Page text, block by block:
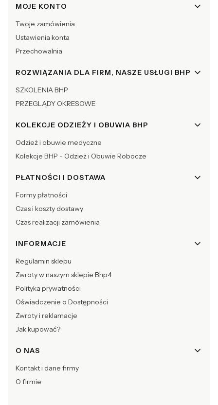
Linki w stopce
MOJE KONTO
Twoje zamówienia
Ustawienia konta
Przechowalnia
ROZWIĄZANIA DLA FIRM, NASZE USŁUGI BHP
SZKOLENIA BHP
PRZEGLĄDY OKRESOWE
KOLEKCJE ODZIEŻY I OBUWIA BHP
Odzież i obuwie medyczne
Kolekcje BHP - Odzież i Obuwie Robocze
PŁATNOŚCI I DOSTAWA
Formy płatności
Czas i koszty dostawy
Czas realizacji zamówienia
INFORMACJE
Regulamin sklepu
Zwroty w naszym sklepie Bhp4
Polityka prywatności
Oświadczenie o Dostępności
Zwroty i reklamacje
Jak kupować?
O NAS
Kontakt i dane firmy
O firmie